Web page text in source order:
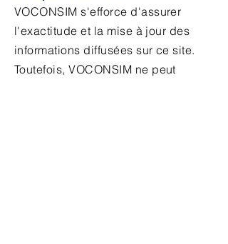
VOCONSIM s'efforce d'assurer
l'exactitude et la mise à jour des
informations diffusées sur ce site.
Toutefois, VOCONSIM ne peut